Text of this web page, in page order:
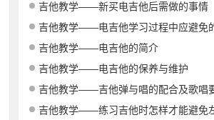
吉他教学——新买电吉他后需做的事情
吉他教学——电吉他学习过程中应避免的几点错
吉他教学——电吉他的简介
吉他教学——电吉他的保养与维护
吉他教学——吉他弹与唱的配合及歌唱
吉他教学——练习吉他时怎样才能避免左手损